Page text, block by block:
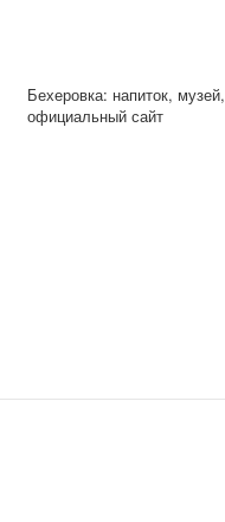
Бехеровка: напиток, музей,
официальный сайт